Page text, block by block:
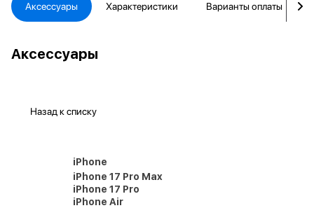
Аксессуары Характеристики Варианты оплаты
Аксессуары
Назад к списку
iPhone
iPhone 17 Pro Max
iPhone 17 Pro
iPhone Air